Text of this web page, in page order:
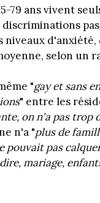
79 ans vivent
niveaux
selon un
"gay et sans
" entre les
on n'a pas
n'a "plus de
pouvait pas
mariage,